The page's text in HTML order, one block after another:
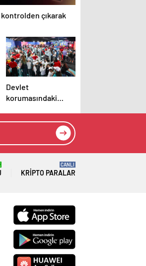
çıkarak
Devlet
korumasındaki
projeleriyle
KRIPTO PARALAR
CANLI